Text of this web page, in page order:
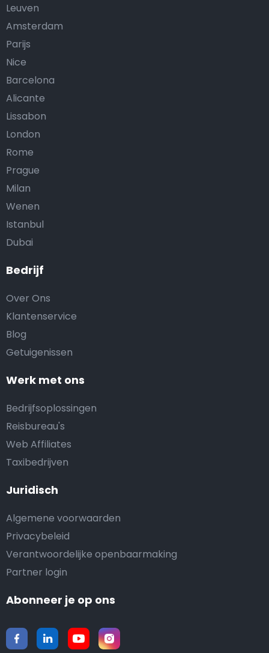
Bedrijf
Over Ons
Klantenservice
Blog
Getuigenissen
Werk met ons
Bedrijfsoplossingen
Reisbureau's
Web Affiliates
Taxibedrijven
Juridisch
Algemene voorwaarden
Privacybeleid
Verantwoordelijke openbaarmaking
Partner login
Leuven
Amsterdam
Parijs
Nice
Barcelona
Alicante
Lissabon
London
Rome
Prague
Milan
Wenen
Istanbul
Dubai
Abonneer je op ons